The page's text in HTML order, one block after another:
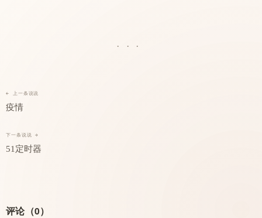
···
← 上一条说说
疫情
下一条说说 →
51定时器
评论（0）